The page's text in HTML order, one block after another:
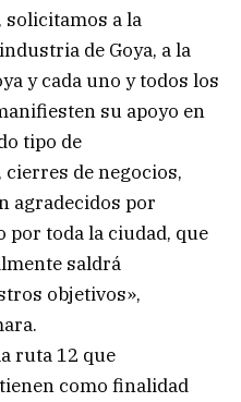
solicitamos a la
de Goya, a la
y cada uno y todos los
su apoyo en
tipo de
de negocios,
agradecidos por
por toda la ciudad, que
saldrá
objetivos»,
ruta 12 que
como finalidad